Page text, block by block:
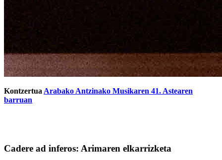
Kontzertua Arabako Antzinako Musikaren 41. Astearen
barruan
Cadere ad inferos: Arimaren elkarrizketa